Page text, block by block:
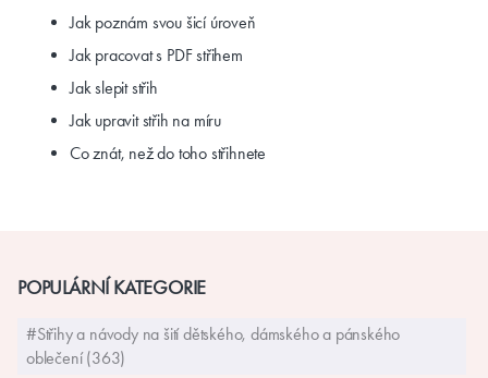
Jak poznám svou šicí úroveň
Jak pracovat s PDF střihem
Jak slepit střih
Jak upravit střih na míru
Co znát, než do toho střihnete
POPULÁRNÍ KATEGORIE
#Střihy a návody na šití dětského, dámského a pánského
oblečení (363)